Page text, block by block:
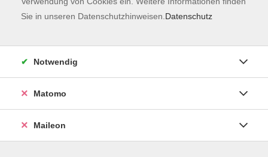
Datenschutzerklärung
Sie in unseren Datenschutzhinweisen. Datenschutz
Notwendig
Matomo
Maileon